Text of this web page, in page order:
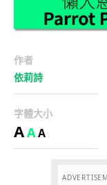
作者
依莉詩
字體大小
AAA